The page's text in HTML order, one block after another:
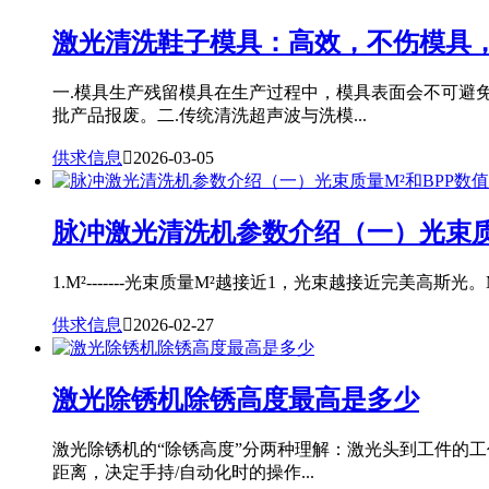
激光清洗鞋子模具：高效，不伤模具
一.模具生产残留模具在生产过程中，模具表面会不可
批产品报废。二.传统清洗超声波与洗模...
供求信息 2026-03-05
脉冲激光清洗机参数介绍（一）光束
1.M²-------光束质量M²越接近1，光束越接近完美高斯光
供求信息 2026-02-27
激光除锈机除锈高度最高是多少
激光除锈机的“除锈高度”分两种理解：激光头到工件的
距离，决定手持/自动化时的操作...